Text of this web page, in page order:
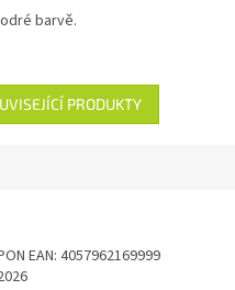
barvě.
PRODUKTY
EAN: 4057962169999